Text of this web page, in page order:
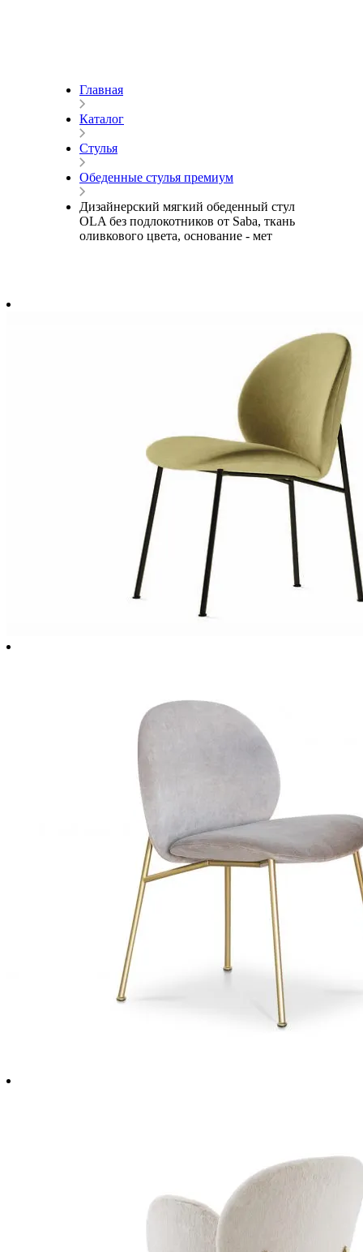
Главная
Каталог
Стулья
Обеденные стулья премиум
Дизайнерский мягкий обеденный стул
OLA без подлокотников от Saba, ткань
оливкового цвета, основание - мет